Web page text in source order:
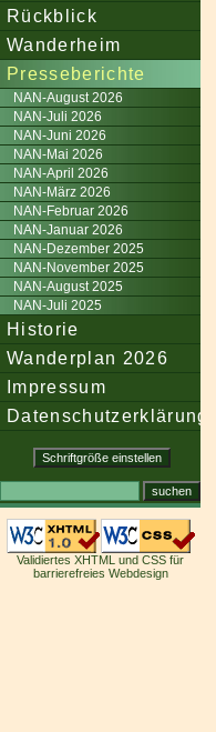
Rückblick
Wanderheim
Presseberichte
NAN-August 2026
NAN-Juli 2026
NAN-Juni 2026
NAN-Mai 2026
NAN-April 2026
NAN-März 2026
NAN-Februar 2026
NAN-Januar 2026
NAN-Dezember 2025
NAN-November 2025
NAN-August 2025
NAN-Juli 2025
Historie
Wanderplan 2026
Impressum
Datenschutzerklärung
Validiertes XHTML und CSS für
barrierefreies Webdesign